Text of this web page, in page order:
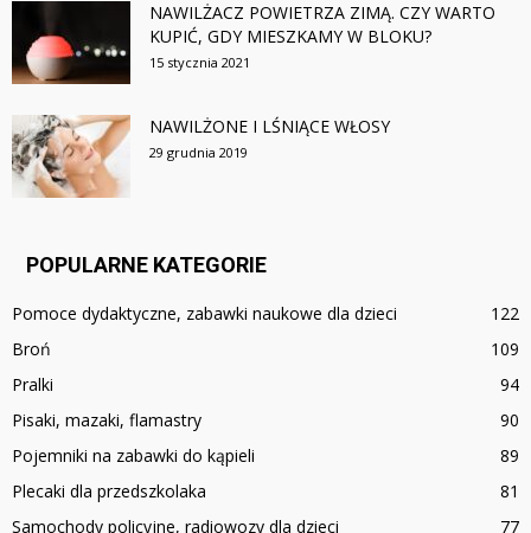
NAWILŻACZ POWIETRZA ZIMĄ. CZY WARTO
KUPIĆ, GDY MIESZKAMY W BLOKU?
15 stycznia 2021
NAWILŻONE I LŚNIĄCE WŁOSY
29 grudnia 2019
POPULARNE KATEGORIE
Pomoce dydaktyczne, zabawki naukowe dla dzieci
122
Broń
109
Pralki
94
Pisaki, mazaki, flamastry
90
Pojemniki na zabawki do kąpieli
89
Plecaki dla przedszkolaka
81
Samochody policyjne, radiowozy dla dzieci
77